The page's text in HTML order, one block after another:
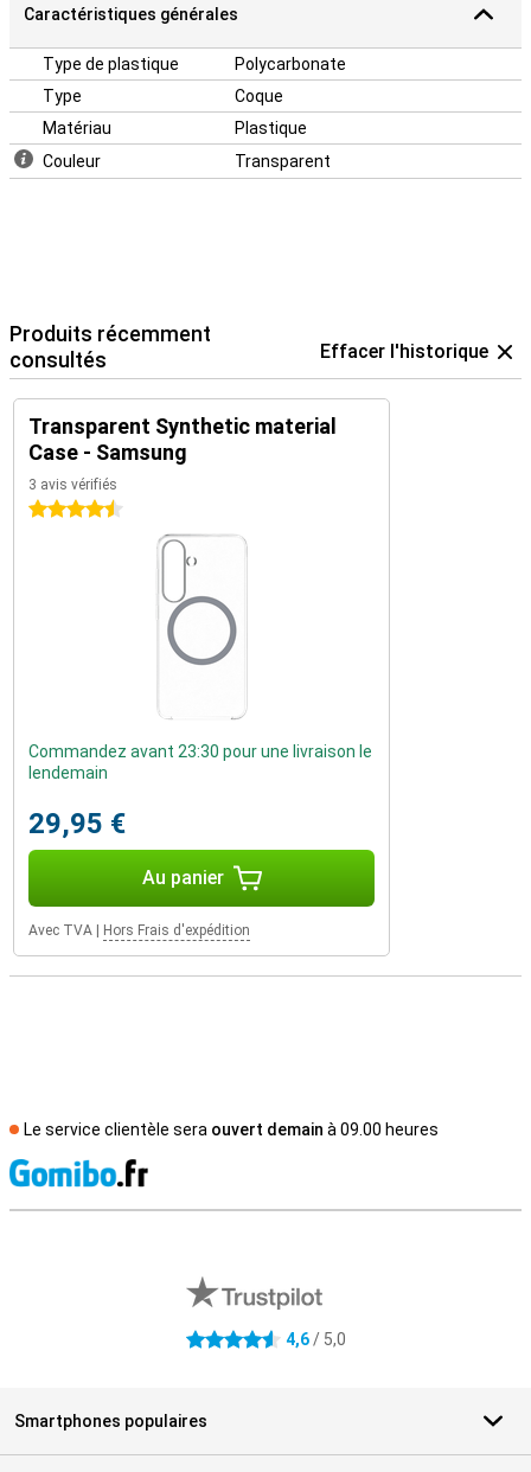
Caractéristiques générales
Type de plastique
Polycarbonate
Type
Coque
Matériau
Plastique
Couleur
Transparent
Produits récemment
consultés
Effacer l'historique
Transparent Synthetic material
Case - Samsung
3 avis vérifiés
4.5 étoiles
Commandez avant 23:30 pour une livraison le
lendemain
29,95 €
Au panier
Avec TVA Hors Frais d'expédition
Le service clientèle sera ouvert demain à 09.00 heures
4.6 étoiles 4,6/ 5,0
Smartphones populaires